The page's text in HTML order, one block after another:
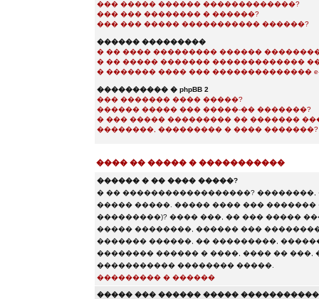
��� ����� ������ �������������?
��� ��� �������� � ������?
��� ��� ����� ����������� ������?
������ ���������
� �� ���� ��������� ������
� �� ����� ������� �������������
� ������� ���� ��� ��������������
���������� � phpBB 2
��� ������� ���� �����?
������ ����� ��� �����-�� �������?
� ��� ����� ��������� �� �������
��������, ��������� � ���� �������?
���� �� ����� � �����������
������ � �� ���� �����?
� �� ������������������?
����� �����. ����� ���� ���
���������)? ���� ���, �� ��� �����
����� ��������, ������ ���
������� ������, �� ���������,
�������� ������ � ����, ���� ��
����������� �������� �����.
��������� � ������
����� ��� ������ �����